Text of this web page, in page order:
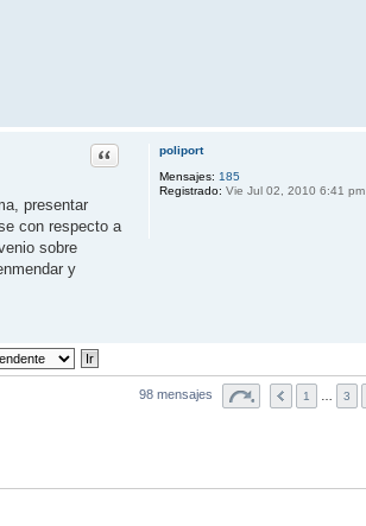
poliport
Mensajes: 185
Registrado: Vie Jul 02, 2010 6:41 pm
Citar
presentar
con respecto a
sobre
y
98 mensajes 1 3